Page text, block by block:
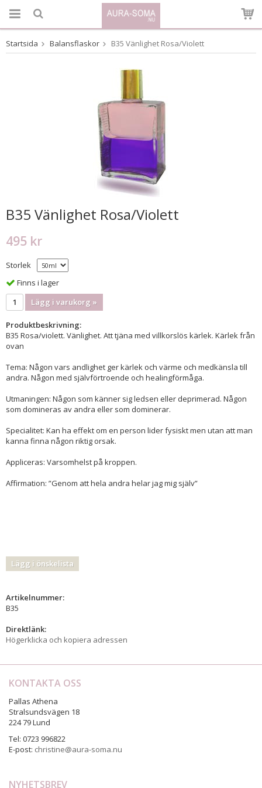
Produkten har blivit tillagd i varukorgen
Startsida Balansflaskor B35 Vänlighet Rosa/Violett
B35 Vänlighet Rosa/Violett
495 kr
Storlek
Finns i lager
Lägg i varukorg »
Produktbeskrivning:
B35 Rosa/violett. Vänlighet. Att tjäna med villkorslös kärlek. Kärlek från
ovan
Tema: Någon vars andlighet ger kärlek och värme och medkänsla till
andra. Någon med självförtroende och healingförmåga.
Utmaningen: Någon som känner sig ledsen eller deprimerad. Någon
som domineras av andra eller som dominerar.
Specialitet: Kan ha effekt om en person lider fysiskt men utan att man
kanna finna någon riktig orsak.
Appliceras: Varsomhelst på kroppen.
Affirmation: ”Genom att hela andra helar jag mig själv”
Lägg i önskelista
Artikelnummer:
B35
Direktlänk:
Högerklicka och kopiera adressen
KONTAKTA OSS
Pallas Athena
Stralsundsvägen 18
224 79 Lund
Tel: 0723 996822
E-post: christine@aura-soma.nu
NYHETSBREV